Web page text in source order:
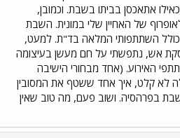
אתאכסן בביתו בשבת. וכמובן,
של האחיין שלי במונית. השבת
השתתפותי המלאה בד"ת. למעט,
אש, נתפשתי על חם מעשן בעיצומה
האירוע. (אחד מבחורי הישיבה
לא קלט, איך אחד ששטף את המסובין
בפרהסיה. ושוב פעם, מה טוב שאין